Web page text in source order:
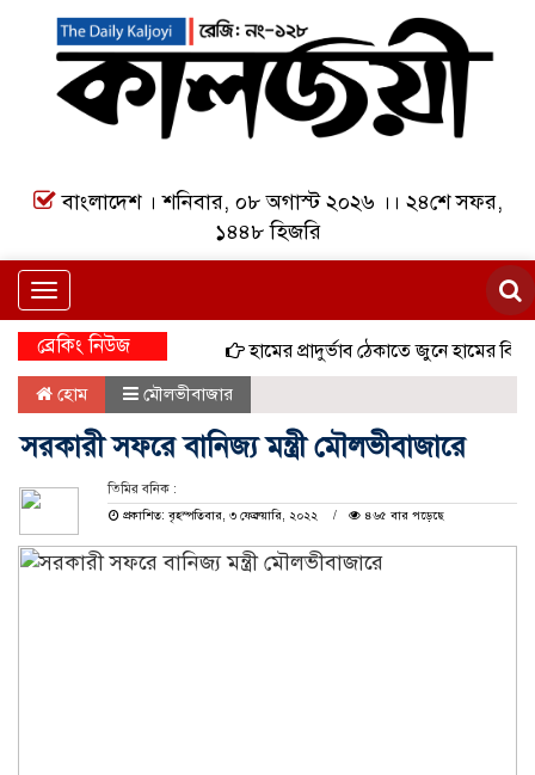
বাংলাদেশ । শনিবার, ০৮ অগাস্ট ২০২৬ ।। ২৪শে সফর,
১৪৪৮ হিজরি
Toggle
navigation
ব্রেকিং নিউজ হামের প্রাদুর্ভাব ঠেকাতে জুনে হামের বিশেষ
হোম মৌলভীবাজার
সরকারী সফরে বানিজ্য মন্ত্রী মৌলভীবাজারে
তিমির বনিক :
প্রকাশিত: বৃহস্পতিবার, ৩ ফেব্রুয়ারি, ২০২২
৪৬৫ বার পড়েছে